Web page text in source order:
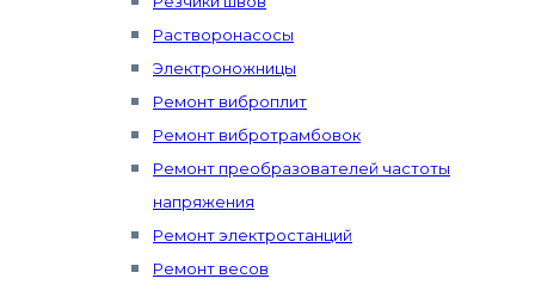
Растворонасосы
Электроножницы
Ремонт виброплит
Ремонт вибротрамбовок
Ремонт преобразователей частоты
напряжения
Ремонт электростанций
Ремонт весов